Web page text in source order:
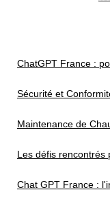
ChatGPT France :
Sécurité et
Maintenance de
Les défis rencontrés
Chat GPT France :